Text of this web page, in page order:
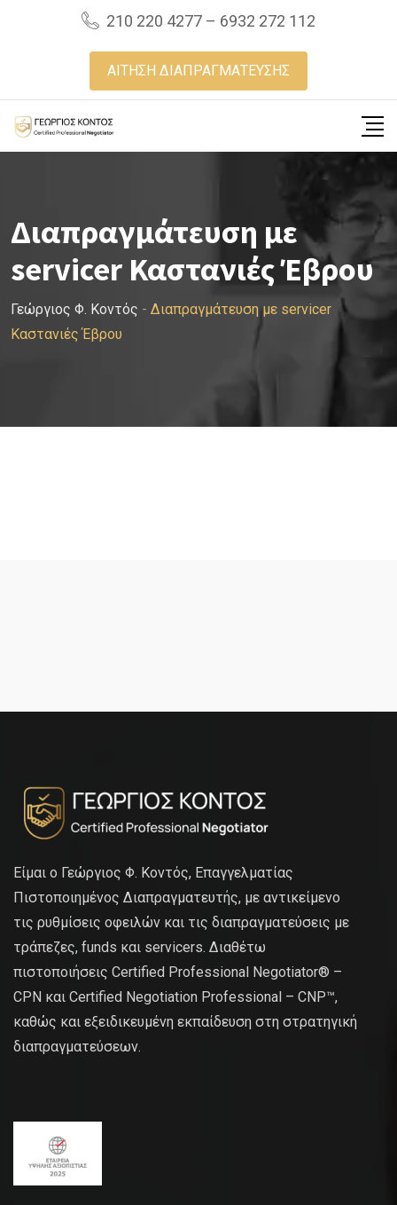
210 220 4277 – 6932 272 112
ΑΙΤΗΣΗ ΔΙΑΠΡΑΓΜΑΤΕΥΣΗΣ
Διαπραγμάτευση με
servicer Καστανιές Έβρου
Γεώργιος Φ. Κοντός - Διαπραγμάτευση με servicer
Καστανιές Έβρου
Είμαι ο Γεώργιος Φ. Κοντός, Επαγγελματίας
Πιστοποιημένος Διαπραγματευτής, με αντικείμενο
τις ρυθμίσεις οφειλών και τις διαπραγματεύσεις με
τράπεζες, funds και servicers. Διαθέτω
πιστοποιήσεις Certified Professional Negotiator® –
CPN και Certified Negotiation Professional – CNP™,
καθώς και εξειδικευμένη εκπαίδευση στη στρατηγική
διαπραγματεύσεων.